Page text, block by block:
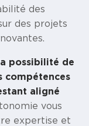
des
des projets
possibilité de
compétences
aligné
vous
expertise et